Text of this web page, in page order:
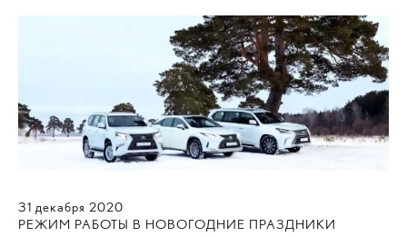
31 декабря 2020
РЕЖИМ РАБОТЫ В НОВОГОДНИЕ ПРАЗДНИКИ